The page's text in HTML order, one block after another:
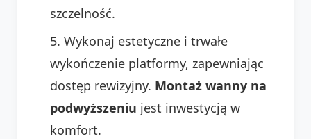
szczelność.
Wykonaj estetyczne i trwałe
wykończenie platformy, zapewniając
dostęp rewizyjny. Montaż wanny na
podwyższeniu jest inwestycją w
komfort.